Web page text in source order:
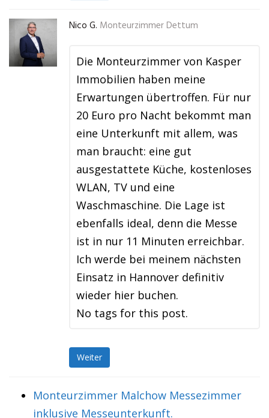
Nico G. Monteurzimmer Dettum
Die Monteurzimmer von Kasper
Immobilien haben meine
Erwartungen übertroffen. Für nur
20 Euro pro Nacht bekommt man
eine Unterkunft mit allem, was
man braucht: eine gut
ausgestattete Küche, kostenloses
WLAN, TV und eine
Waschmaschine. Die Lage ist
ebenfalls ideal, denn die Messe
ist in nur 11 Minuten erreichbar.
Ich werde bei meinem nächsten
Einsatz in Hannover definitiv
wieder hier buchen.
No tags for this post.
Weiter
Monteurzimmer Malchow Messezimmer
inklusive Messeunterkunft.